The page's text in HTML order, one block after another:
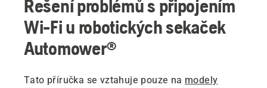
Řešení problémů s připojením
Wi-Fi u robotických sekaček
Automower®
Tato příručka se vztahuje pouze na modely